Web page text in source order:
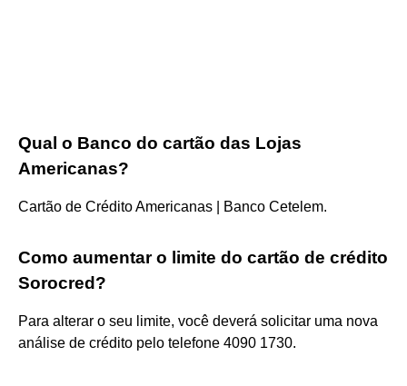
Qual o Banco do cartão das Lojas
Americanas?
Cartão de Crédito Americanas | Banco Cetelem.
Como aumentar o limite do cartão de crédito
Sorocred?
Para alterar o seu limite, você deverá solicitar uma nova
análise de crédito pelo telefone 4090 1730.